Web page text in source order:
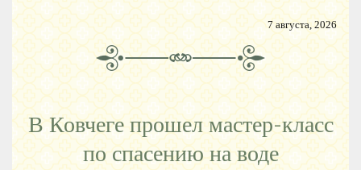
7 августа, 2026
В Ковчеге прошел мастер-класс
по спасению на воде